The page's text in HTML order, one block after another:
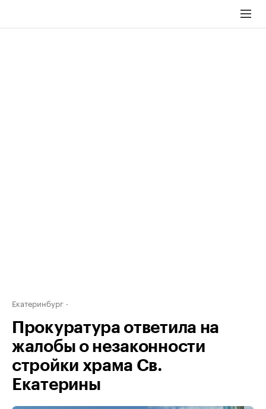
Екатеринбург
Прокуратура ответила на
жалобы о незаконности
стройки храма Св.
Екатерины